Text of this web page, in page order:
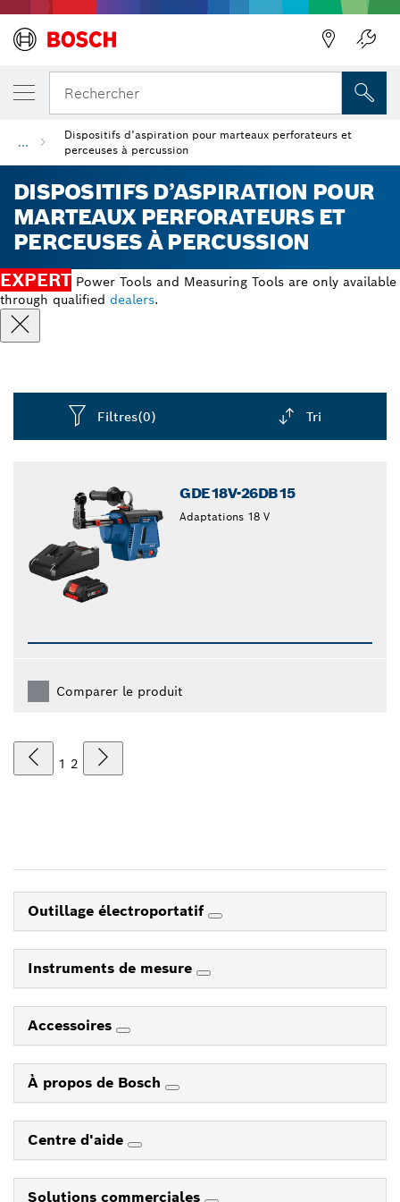
Rechercher
...
Dispositifs d’aspiration pour marteaux perforateurs et
perceuses à percussion
DISPOSITIFS D’ASPIRATION POUR
MARTEAUX PERFORATEURS ET
PERCEUSES À PERCUSSION
EXPERT Power Tools and Measuring Tools are only available
through qualified dealers.
Filtres(0) Tri
GDE18V-26DB15
Adaptations 18 V
Comparer le produit
1 2
Outillage électroportatif
Instruments de mesure
Accessoires
À propos de Bosch
Centre d'aide
Solutions commerciales